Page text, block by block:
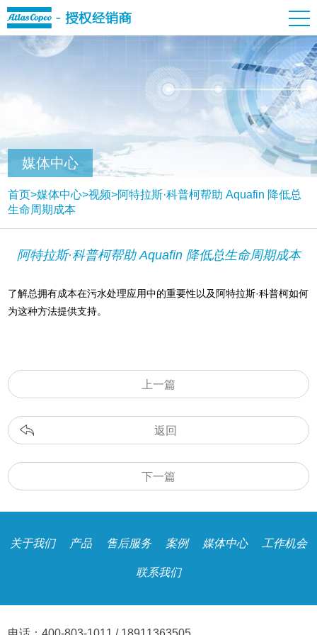
媒体中心
首页>媒体中心>视频>阿特拉斯·科普柯帮助 Aquafin 降低总
生命周期成本
阿特拉斯·科普柯帮助 Aquafin 降低总生命周期成本
了解总拥有成本在污水处理应用中的重要性以及阿特拉斯·科普柯如何
为这种方法提供支持。
上一篇
返回
下一篇
关于我们 产品 售后服务 案例 媒体中心 工作机会
联系我们